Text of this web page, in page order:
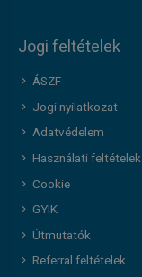
Jogi feltételek
ÁSZF
Jogi nyilatkozat
Adatvédelem
Használati feltételek
Cookie
GYIK
Útmutatók
Referral feltételek